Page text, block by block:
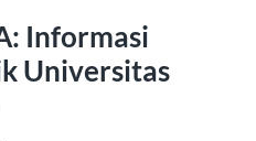
Informasi
Universitas